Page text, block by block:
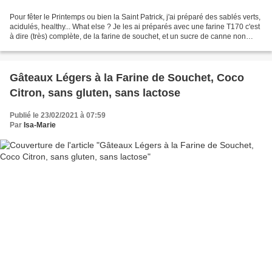
Pour fêter le Printemps ou bien la Saint Patrick, j'ai préparé des sablés verts,
acidulés, healthy... What else ? Je les ai préparés avec une farine T170 c'est
à dire (très) complète, de la farine de souchet, et un sucre de canne non
Gâteaux Légers à la Farine de Souchet, Coco
Citron, sans gluten, sans lactose
Publié le 23/02/2021 à 07:59
Par Isa-Marie